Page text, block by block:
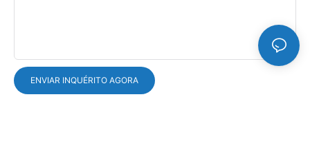
ENVIAR INQUÉRITO AGORA